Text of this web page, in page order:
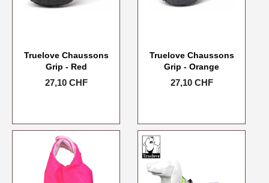
Truelove Chaussons
Grip - Red
Prix
27,10 CHF
Truelove Chaussons
Grip - Orange
Prix
27,10 CHF